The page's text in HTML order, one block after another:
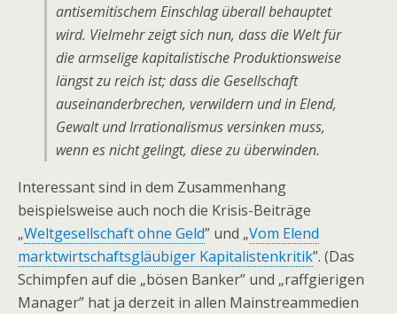
antisemitischem Einschlag überall behauptet
wird. Vielmehr zeigt sich nun, dass die Welt für
die armselige kapitalistische Produktionsweise
längst zu reich ist; dass die Gesellschaft
auseinanderbrechen, verwildern und in Elend,
Gewalt und Irrationalismus versinken muss,
wenn es nicht gelingt, diese zu überwinden.
Interessant sind in dem Zusammenhang
beispielsweise auch noch die Krisis-Beiträge
„Weltgesellschaft ohne Geld” und „Vom Elend
marktwirtschaftsgläubiger Kapitalistenkritik”. (Das
Schimpfen auf die „bösen Banker” und „raffgierigen
Manager” hat ja derzeit in allen Mainstreammedien